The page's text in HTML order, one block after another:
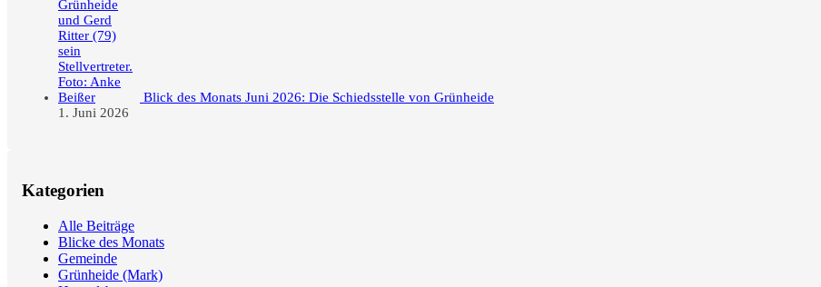
Blick des Monats Juni 2026: Die Schiedsstelle von Grünheide
1. Juni 2026
Kategorien
Alle Beiträge
Blicke des Monats
Gemeinde
Grünheide (Mark)